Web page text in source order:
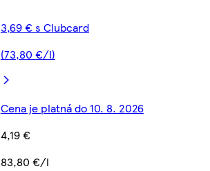
3,69 € s Clubcard
(73,80 €/l)
Cena je platná do 10. 8. 2026
4,19 €
83,80 €/l